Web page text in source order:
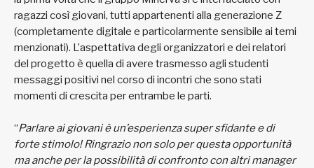
ragazzi così giovani, tutti appartenenti alla generazione Z
(completamente digitale e particolarmente sensibile ai temi
menzionati). L’aspettativa degli organizzatori e dei relatori
del progetto è quella di avere trasmesso agli studenti
messaggi positivi nel corso di incontri che sono stati
momenti di crescita per entrambe le parti.
“Parlare ai giovani è un’esperienza super sfidante e di
forte stimolo! Ringrazio non solo per questa opportunità
ma anche per la possibilità di confronto con altri manager